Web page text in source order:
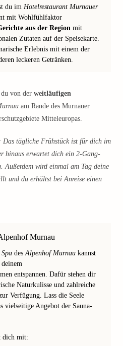
du im Hotelrestaurant Murnauer
mit Wohlfühlfaktor
aus der Region mit
Zutaten auf der Speisekarte.
Erlebnis mit einem der
leckeren Getränken.
von der weitläufigen
am Rande des Murnauer
Mitteleuropas.
Das tägliche Frühstück ist für dich im
hinaus erwartet dich ein 2-Gang-
Außerdem wird einmal am Tag deine
und du erhältst bei Anreise einen
Murnau
desAlpenhof Murnau kannst
entspannen. Dafür stehen dir
Naturkulisse und zahlreiche
Verfügung. Lass die Seele
vielseitige Angebot der Sauna-
dich mit: